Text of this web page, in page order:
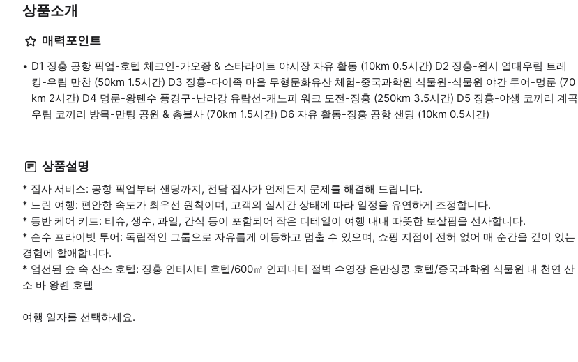
상품소개
매력포인트
D1 징훙 공항 픽업-호텔 체크인-가오좡 & 스타라이트 야시장 자유 활동 (10km 0.5시간) D2 징훙-원시 열대우림 트레
킹-우림 만찬 (50km 1.5시간) D3 징훙-다이족 마을 무형문화유산 체험-중국과학원 식물원-식물원 야간 투어-멍룬 (70
km 2시간) D4 멍룬-왕톈수 풍경구-난라강 유람선-캐노피 워크 도전-징훙 (250km 3.5시간) D5 징훙-야생 코끼리 계곡
우림 코끼리 방목-만팅 공원 & 총불사 (70km 1.5시간) D6 자유 활동-징훙 공항 샌딩 (10km 0.5시간)
상품설명
* 집사 서비스: 공항 픽업부터 샌딩까지, 전담 집사가 언제든지 문제를 해결해 드립니다.
* 느린 여행: 편안한 속도가 최우선 원칙이며, 고객의 실시간 상태에 따라 일정을 유연하게 조정합니다.
* 동반 케어 키트: 티슈, 생수, 과일, 간식 등이 포함되어 작은 디테일이 여행 내내 따뜻한 보살핌을 선사합니다.
* 순수 프라이빗 투어: 독립적인 그룹으로 자유롭게 이동하고 멈출 수 있으며, 쇼핑 지점이 전혀 없어 매 순간을 깊이 있는
경험에 할애합니다.
* 엄선된 숲 속 산소 호텔: 징훙 인터시티 호텔/600㎡ 인피니티 절벽 수영장 운만싱쿵 호텔/중국과학원 식물원 내 천연 산
소 바 왕롄 호텔
여행 일자를 선택하세요.